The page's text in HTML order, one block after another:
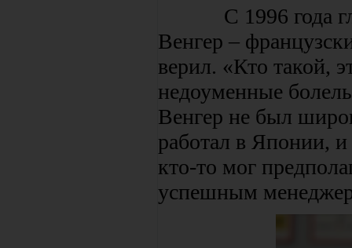
С 1996 года
Венгер –
верил. «Кто такой,
недоуменные
Венгер не был
работал в Японии,
кто-то мог
успешным